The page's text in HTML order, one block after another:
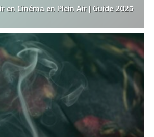
en Cinéma en Plein Air | Guide 2025